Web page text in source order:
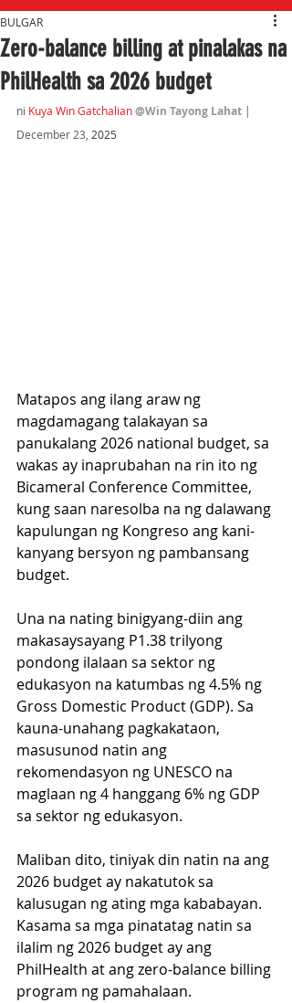
Zero-balance billing at pinalakas na
PhilHealth sa 2026 budget
BULGAR
ni Kuya Win Gatchalian@Win Tayong Lahat |
December 23, 2025
Matapos ang ilang araw ng
magdamagang talakayan sa
panukalang 2026 national budget, sa
wakas ay inaprubahan na rin ito ng
Bicameral Conference Committee,
kung saan naresolba na ng dalawang
kapulungan ng Kongreso ang kani-
kanyang bersyon ng pambansang
budget.
Una na nating binigyang-diin ang
makasaysayang P1.38 trilyong
pondong ilalaan sa sektor ng
edukasyon na katumbas ng 4.5% ng
Gross Domestic Product (GDP). Sa
kauna-unahang pagkakataon,
masusunod natin ang
rekomendasyon ng UNESCO na
maglaan ng 4 hanggang 6% ng GDP
sa sektor ng edukasyon.
Maliban dito, tiniyak din natin na ang
2026 budget ay nakatutok sa
kalusugan ng ating mga kababayan.
Kasama sa mga pinatatag natin sa
ilalim ng 2026 budget ay ang
PhilHealth at ang zero-balance billing
program ng pamahalaan.